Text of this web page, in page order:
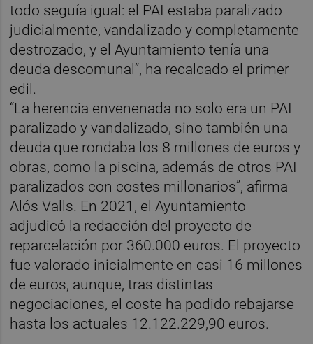
todo seguía igual: el PAI estaba paralizado
judicialmente, vandalizado y completamente
destrozado, y el Ayuntamiento tenía una
deuda descomunal”, ha recalcado el primer
edil.
“La herencia envenenada no solo era un PAI
paralizado y vandalizado, sino también una
deuda que rondaba los 8 millones de euros y
obras, como la piscina, además de otros PAI
paralizados con costes millonarios”, afirma
Alós Valls. En 2021, el Ayuntamiento
adjudicó la redacción del proyecto de
reparcelación por 360.000 euros. El proyecto
fue valorado inicialmente en casi 16 millones
de euros, aunque, tras distintas
negociaciones, el coste ha podido rebajarse
hasta los actuales 12.122.229,90 euros.